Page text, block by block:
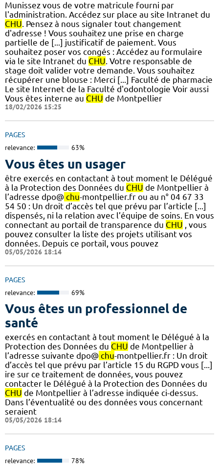
Munissez vous de votre matricule fourni par
l'administration. Accédez sur place au site Intranet du
CHU. Pensez à nous signaler tout changement
d'adresse ! Vous souhaitez une prise en charge
partielle de [...] justificatif de paiement. Vous
souhaitez poser vos congés : Accédez au formulaire
via le site Intranet du CHU. Votre responsable de
stage doit valider votre demande. Vous souhaitez
récupérer une blouse : Merci [...] Faculté de pharmacie
Le site Internet de la Faculté d'odontologie Voir aussi
Vous êtes interne au CHU de Montpellier
18/02/2026 15:25
PAGES
relevance: 63%
Vous êtes un usager
être exercés en contactant à tout moment le Délégué
à la Protection des Données du CHU de Montpellier à
l’adresse dpo@ chu-montpellier.fr ou au n° 04 67 33
54 50 : Un droit d’accès tel que prévu par l’article [...]
dispensés, ni la relation avec l’équipe de soins. En vous
connectant au portail de transparence du CHU , vous
pouvez consulter la liste des projets utilisant vos
données. Depuis ce portail, vous pouvez
05/05/2026 18:14
PAGES
relevance: 69%
Vous êtes un professionnel de
santé
exercés en contactant à tout moment le Délégué à la
Protection des Données du CHU de Montpellier à
l’adresse suivante dpo@ chu-montpellier.fr : Un droit
d’accès tel que prévu par l’article 15 du RGPD vous [...]
ire sur ce traitement de données, vous pouvez
contacter le Délégué à la Protection des Données du
CHU de Montpellier à l’adresse indiquée ci-dessus.
Dans l’éventualité ou des données vous concernant
seraient
05/05/2026 18:14
PAGES
relevance: 78%